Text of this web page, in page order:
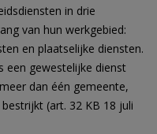
in drie
van hun werkgebied:
en plaatselijke diensten.
een gewestelijke dienst
dan één gemeente,
(art. 32 KB 18 juli